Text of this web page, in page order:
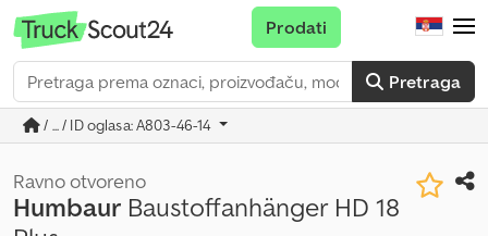
Pretraga
Prodati
/ ... / ID oglasa: A803-46-14
Ravno otvoreno
Humbaur Baustoffanhänger HD 18